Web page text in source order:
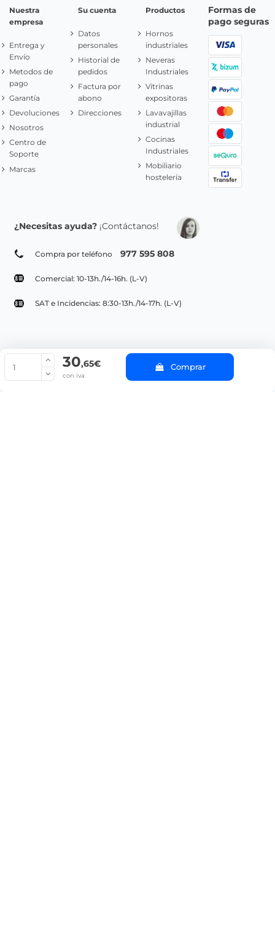
30,65€
con iva
Comprar
Nuestra
empresa
Entrega y
Envío
Metodos de
pago
Garantía
Devoluciones
Nosotros
Centro de
Soporte
Marcas
Su cuenta
Datos
personales
Historial de
pedidos
Factura por
abono
Direcciones
Productos
Hornos
industriales
Neveras
Industriales
Vitrinas
expositoras
Lavavajillas
industrial
Cocinas
Industriales
Mobiliario
hostelería
Formas de
pago seguras
¿Necesitas ayuda? ¡Contáctanos!
Compra por teléfono 977 595 808
Comercial: 10-13h./14-16h. (L-V)
SAT e Incidencias: 8:30-13h./14-17h. (L-V)
© Copyright 2022 PepeBar.com |
Aviso legal y
Condiciones generales de compra |
Blog